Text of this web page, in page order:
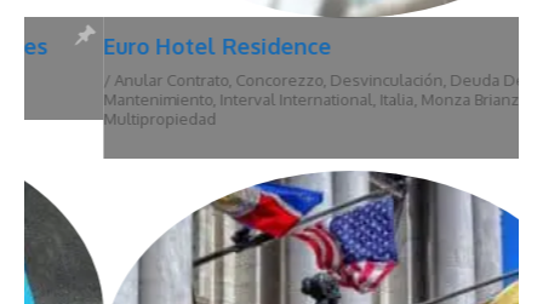
Euro Hotel Residence
Anular Contrato,Concorezzo,Desvinculación,Deuda De
Mantenimiento,Interval International,Italia,Monza Brianza,
Multipropiedad